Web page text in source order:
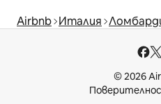
Airbnb Италия
© 2026